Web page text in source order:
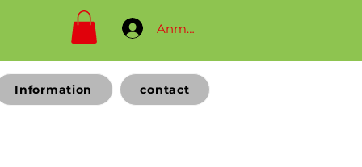
Anmelden
Information contact